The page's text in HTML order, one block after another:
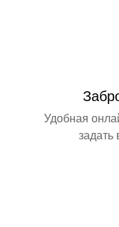
Удобная
задать